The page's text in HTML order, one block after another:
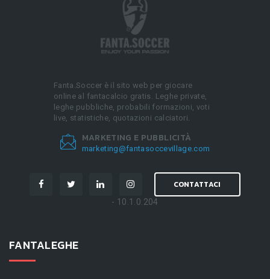
Fanta.Soccer è il sito web per giocare
online al fantacalcio gratis. Leghe private,
leghe pubbliche, probabili formazioni, voti
live, statistiche, quotazioni calciatori.
MARKETING E PUBBLICITÀ
marketing@fantasoccevillage.com
CONTATTACI
- 10.1.0.204
FANTALEGHE